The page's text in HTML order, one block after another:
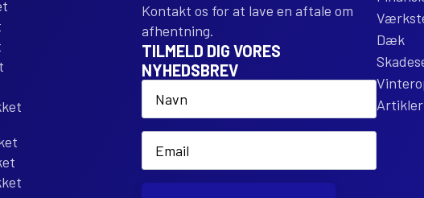
Kontakt os for at lave en aftale om
afhentning.
TILMELD DIG VORES
NYHEDSBREV
Name
Email
Dæk
Artikler